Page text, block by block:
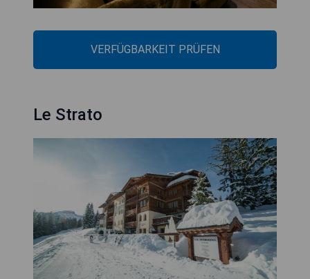
VERFÜGBARKEIT PRÜFEN
Le Strato